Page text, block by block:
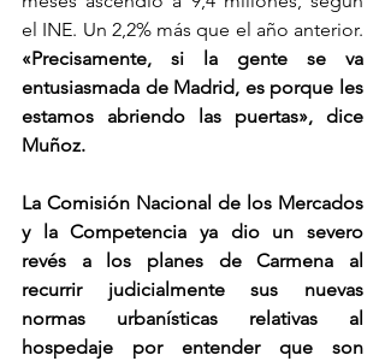
«Precisamente, si la gente se va
entusiasmada de Madrid, es porque les
estamos abriendo las puertas», dice
Muñoz.
La Comisión Nacional de los Mercados
y la Competencia ya dio un severo
revés a los planes de Carmena al
recurrir judicialmente sus nuevas
normas urbanísticas relativas al
hospedaje por entender que son